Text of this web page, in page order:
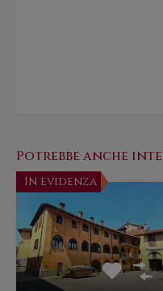
Potrebbe anche
In evidenza